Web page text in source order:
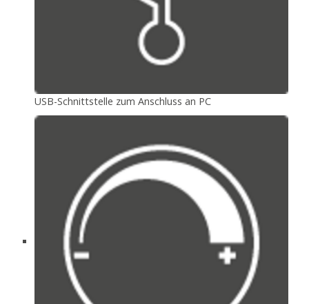
USB-Schnittstelle zum Anschluss an PC